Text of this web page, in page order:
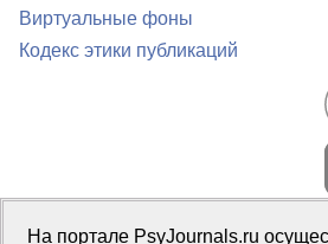
Виртуальные фоны
Кодекс этики публикаций
Портал психологических изданий
На портале PsyJournals.ru